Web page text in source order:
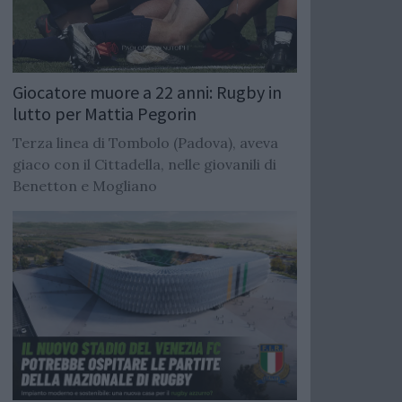
Giocatore muore a 22 anni: Rugby in
lutto per Mattia Pegorin
Terza linea di Tombolo (Padova), aveva
giaco con il Cittadella, nelle giovanili di
Benetton e Mogliano